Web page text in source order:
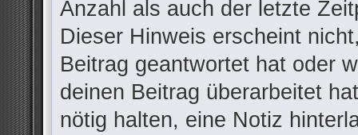
Anzahl als auch der letzte
Dieser Hinweis erscheint
Beitrag geantwortet hat oder
deinen Beitrag überarbeitet
nötig halten, eine Notiz